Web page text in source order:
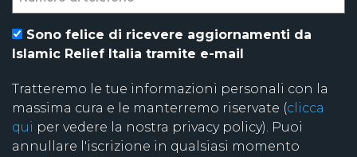
Sono felice di ricevere aggiornamenti da
Islamic Relief Italia tramite e-mail
Tratteremo le tue informazioni personali con la
massima cura e le manterremo riservate (clicca
qui per vedere la nostra privacy policy). Puoi
annullare l'iscrizione in qualsiasi momento